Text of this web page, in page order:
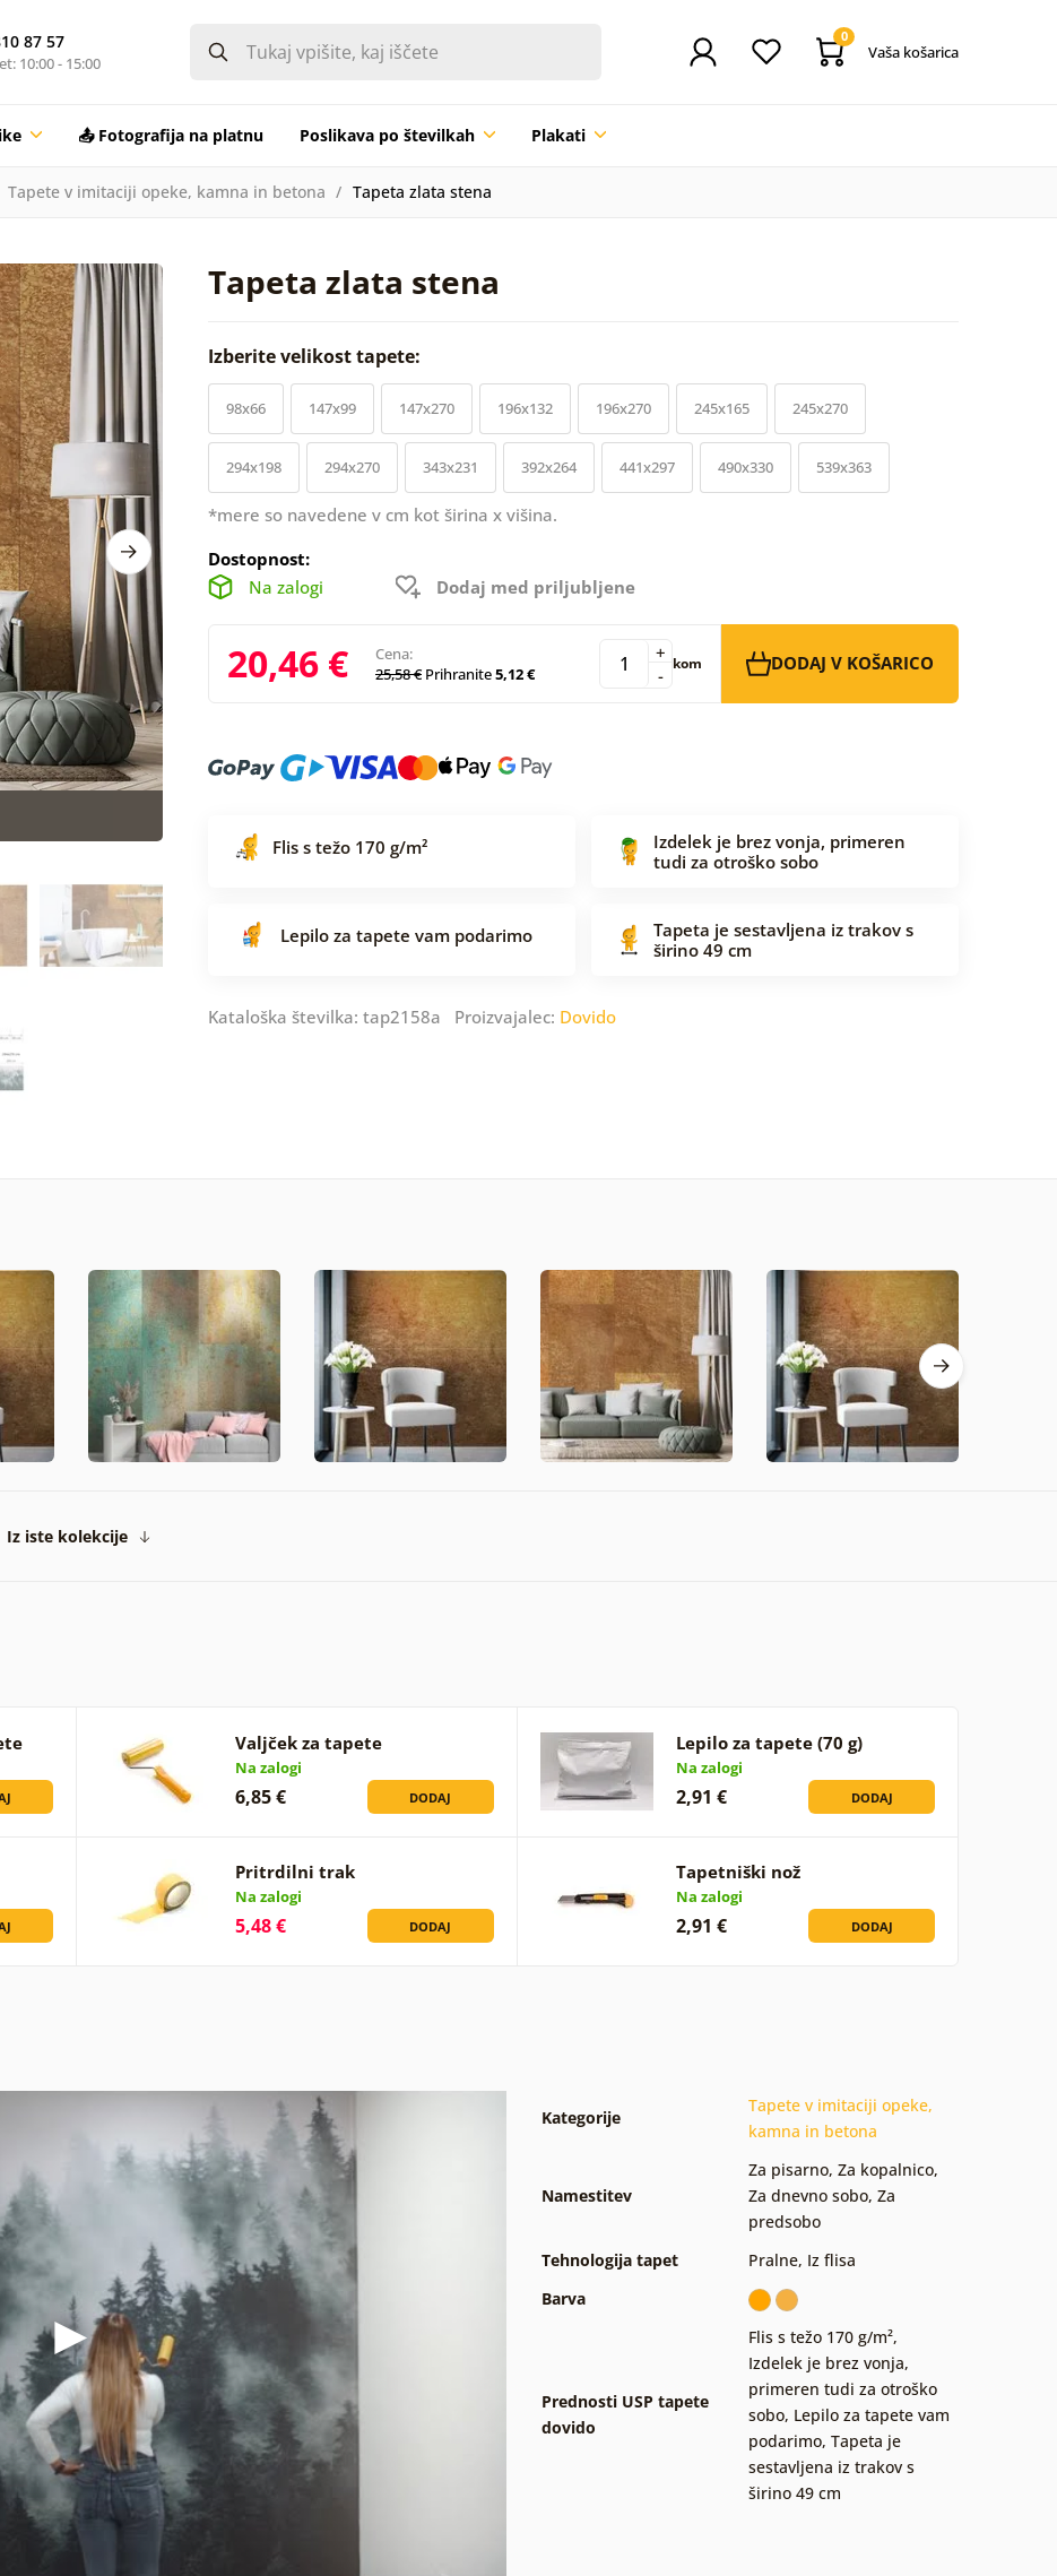
87 57
10:00 - 15:00
0
Vaša košarica
📤 Fotografija na platnu Poslikava po številkah Plakati
Tapete v imitaciji opeke, kamna in betona Tapeta zlata stena
Tapeta zlata stena
Izberite velikost tapete:
98x66 147x99 147x270 196x132 196x270 245x165 245x270
294x198 294x270 343x231 392x264 441x297 490x330 539x363
*mere so navedene v cm kot širina x višina.
Dostopnost:
Na zalogi
Dodaj med priljubljene
20,46 €
Cena:
25,58 € Prihranite5,12 € -
+ kom DODAJ V KOŠARICO
Flis s težo 170 g/m²
Izdelek je brez vonja, primeren
tudi za otroško sobo
Lepilo za tapete vam podarimo
Tapeta je sestavljena iz trakov s
širino 49 cm
Kataloška številka: tap2158a Proizvajalec: Dovido
Iz iste kolekcije
Valjček za tapete
Na zalogi
6,85 € DODAJ
Lepilo za tapete (70 g)
Na zalogi
2,91 € DODAJ
Pritrdilni trak
Na zalogi
5,48 € DODAJ
Tapetniški nož
Na zalogi
2,91 € DODAJ
Kategorije
Tapete v imitaciji opeke,
kamna in betona
Namestitev
Za pisarno, Za kopalnico,
Za dnevno sobo, Za
predsobo
Tehnologija tapet
Pralne, Iz flisa
Barva
Prednosti USP tapete
dovido
Flis s težo 170 g/m²,
Izdelek je brez vonja,
primeren tudi za otroško
sobo, Lepilo za tapete vam
podarimo, Tapeta je
sestavljena iz trakov s
širino 49 cm